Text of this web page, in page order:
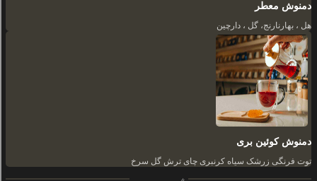
دمنوش معطر
هل ، بهارنارنج، گل ، دارچین
دمنوش کوئین بری
توت فرنگی زرشک سیاه کرنبری چای ترش گل سرخ